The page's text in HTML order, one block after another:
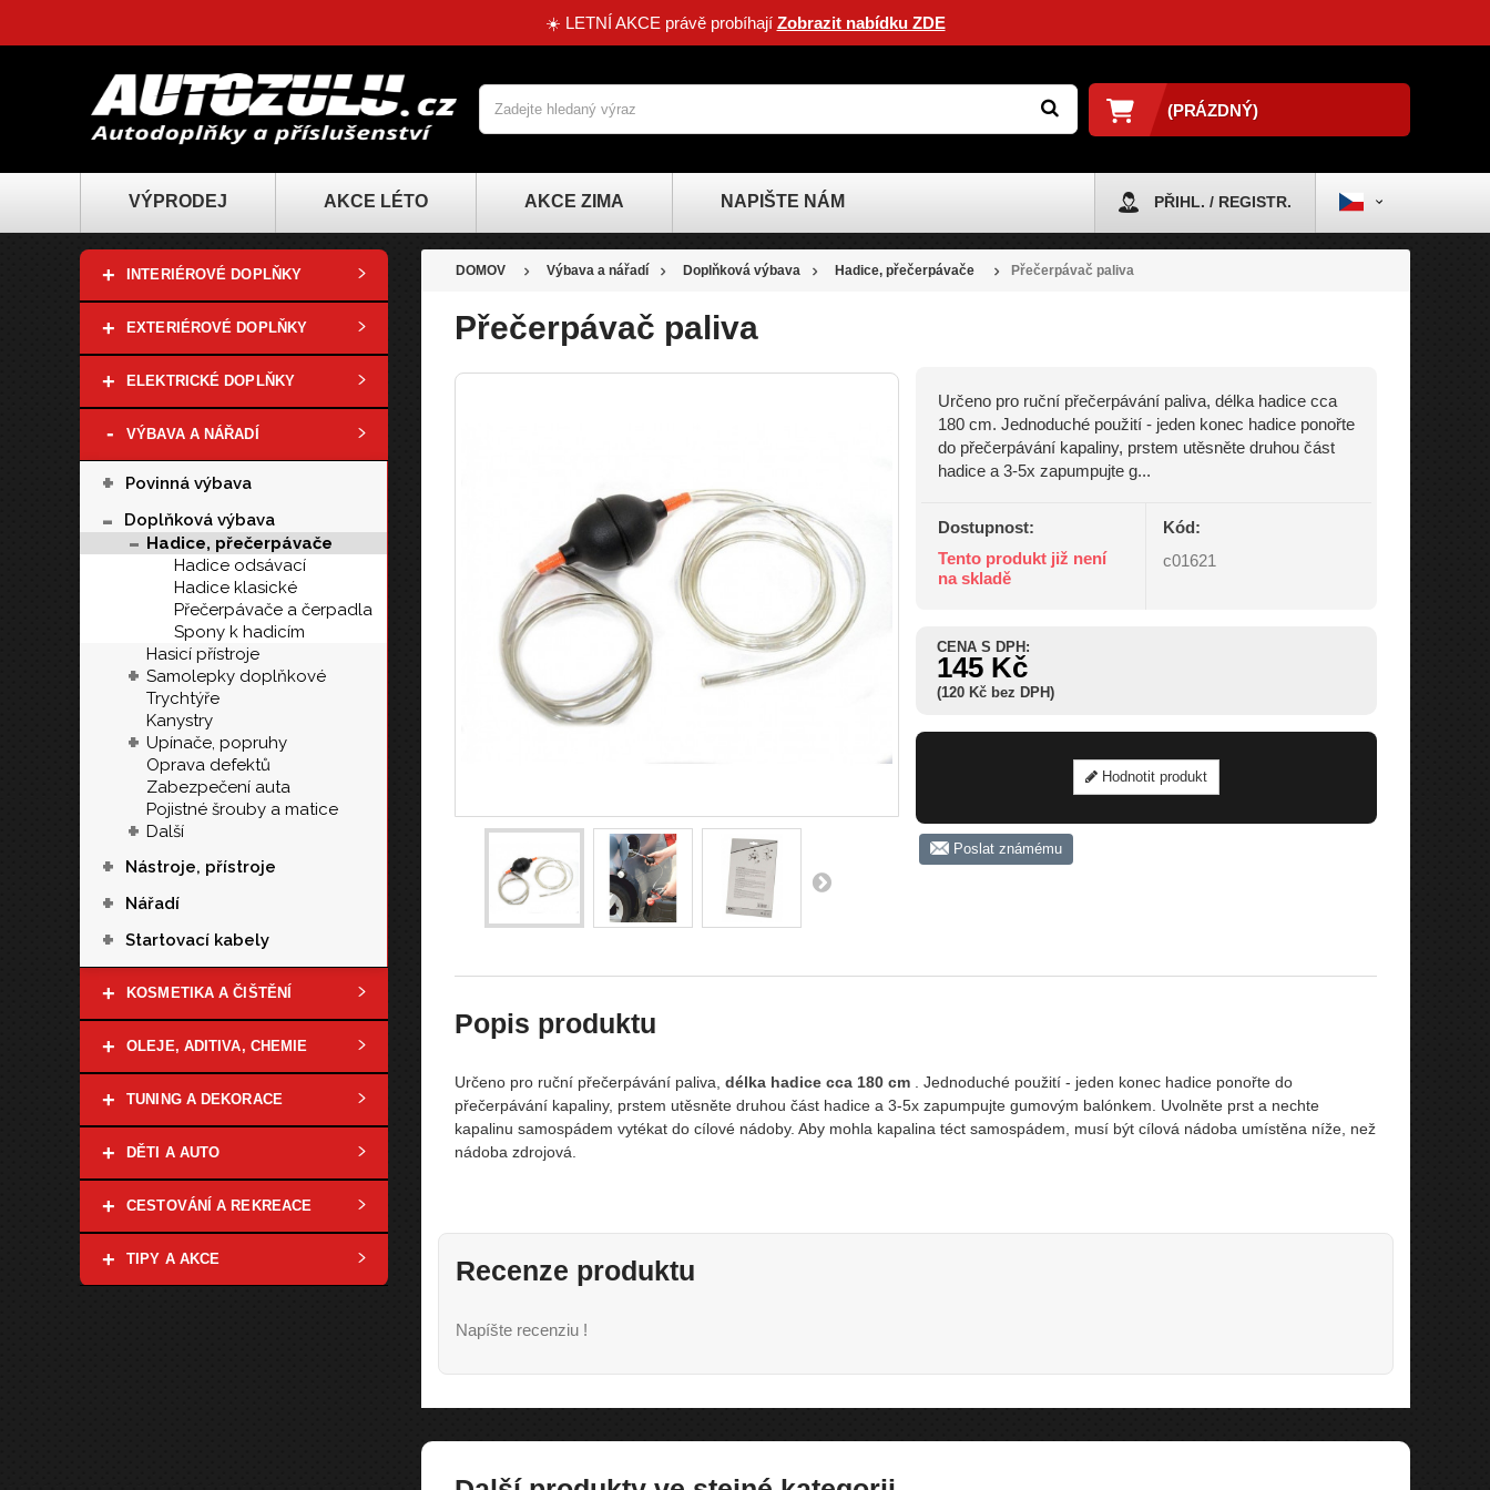
☀️ LETNÍ AKCE právě probíhají Zobrazit nabídku ZDE
(PRÁZDNÝ)
VÝPRODEJ AKCE LÉTO AKCE ZIMA NAPIŠTE NÁM PŘIHL. / REGISTR.
+ INTERIÉROVÉ DOPLŇKY
+ EXTERIÉROVÉ DOPLŇKY
+ ELEKTRICKÉ DOPLŇKY
- VÝBAVA A NÁŘADÍ
+ Povinná výbava
- Doplňková výbava
- Hadice, přečerpávače
Hadice odsávací
Hadice klasické
Přečerpávače a čerpadla
Spony k hadicím
Hasicí přístroje
+ Samolepky doplňkové
Trychtýře
Kanystry
+ Upínače, popruhy
Oprava defektů
Zabezpečení auta
Pojistné šrouby a matice
+ Další
+ Nástroje, přístroje
+ Nářadí
+ Startovací kabely
+ KOSMETIKA A ČIŠTĚNÍ
+ OLEJE, ADITIVA, CHEMIE
+ TUNING A DEKORACE
+ DĚTI A AUTO
+ CESTOVÁNÍ A REKREACE
+ TIPY A AKCE
DOMOV Výbava a nářadí Doplňková výbava Hadice, přečerpávače Přečerpávač paliva
Přečerpávač paliva
Určeno pro ruční přečerpávání paliva, délka hadice cca
180 cm. Jednoduché použití - jeden konec hadice ponořte
do přečerpávání kapaliny, prstem utěsněte druhou část
hadice a 3-5x zapumpujte g...
Dostupnost:
Tento produkt již není
na skladě
Kód:
c01621
CENA S DPH:
145 Kč
(120 Kč bez DPH)
Hodnotit produkt
Poslat známému
Popis produktu
Určeno pro ruční přečerpávání paliva, délka hadice cca 180 cm. Jednoduché použití - jeden konec hadice ponořte do
přečerpávání kapaliny, prstem utěsněte druhou část hadice a 3-5x zapumpujte gumovým balónkem. Uvolněte prst a nechte
kapalinu samospádem vytékat do cílové nádoby. Aby mohla kapalina téct samospádem, musí být cílová nádoba umístěna níže, než
nádoba zdrojová.
Recenze produktu
Napíšte recenziu !